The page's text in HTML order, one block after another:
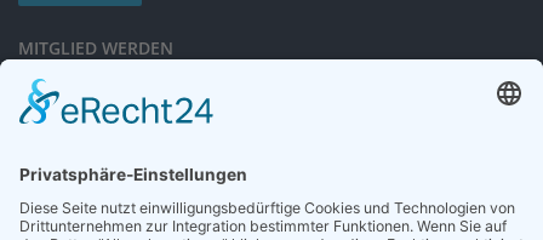
MITGLIED WERDEN
Sieben gute Gründe
für Ihre Mitgliedschaft